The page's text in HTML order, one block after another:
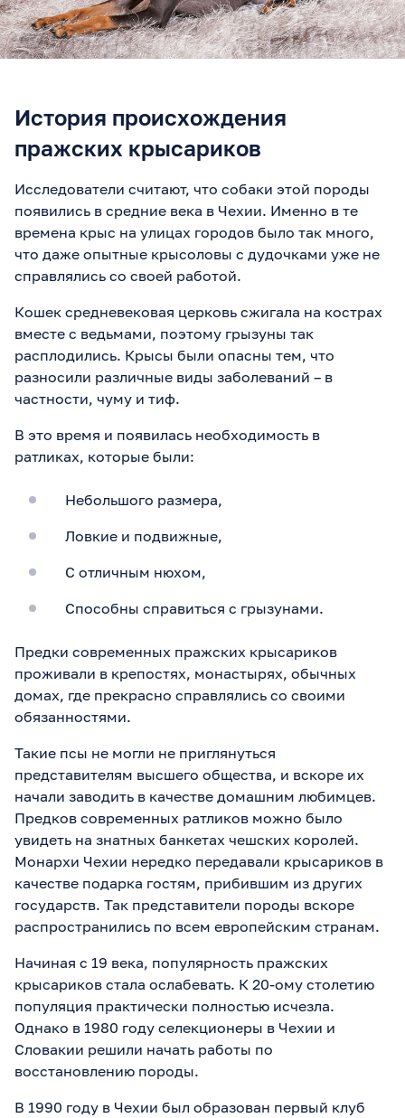
История происхождения
пражских крысариков
Исследователи считают, что собаки этой породы
появились в средние века в Чехии. Именно в те
времена крыс на улицах городов было так много,
что даже опытные крысоловы с дудочками уже не
справлялись со своей работой.
Кошек средневековая церковь сжигала на кострах
вместе с ведьмами, поэтому грызуны так
расплодились. Крысы были опасны тем, что
разносили различные виды заболеваний – в
частности, чуму и тиф.
В это время и появилась необходимость в
ратликах, которые были:
Небольшого размера,
Ловкие и подвижные,
С отличным нюхом,
Способны справиться с грызунами.
Предки современных пражских крысариков
проживали в крепостях, монастырях, обычных
домах, где прекрасно справлялись со своими
обязанностями.
Такие псы не могли не приглянуться
представителям высшего общества, и вскоре их
начали заводить в качестве домашним любимцев.
Предков современных ратликов можно было
увидеть на знатных банкетах чешских королей.
Монархи Чехии нередко передавали крысариков в
качестве подарка гостям, прибившим из других
государств. Так представители породы вскоре
распространились по всем европейским странам.
Начиная с 19 века, популярность пражских
крысариков стала ослабевать. К 20-ому столетию
популяция практически полностью исчезла.
Однако в 1980 году селекционеры в Чехии и
Словакии решили начать работы по
восстановлению породы.
В 1990 году в Чехии был образован первый клуб